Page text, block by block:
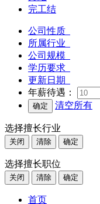
完工结
公司性质
所属行业
公司规模
学历要求
更新日期
年薪待遇：
清空所有
选择擅长行业
关闭 清除 确定
选择擅长职位
关闭 清除 确定
首页